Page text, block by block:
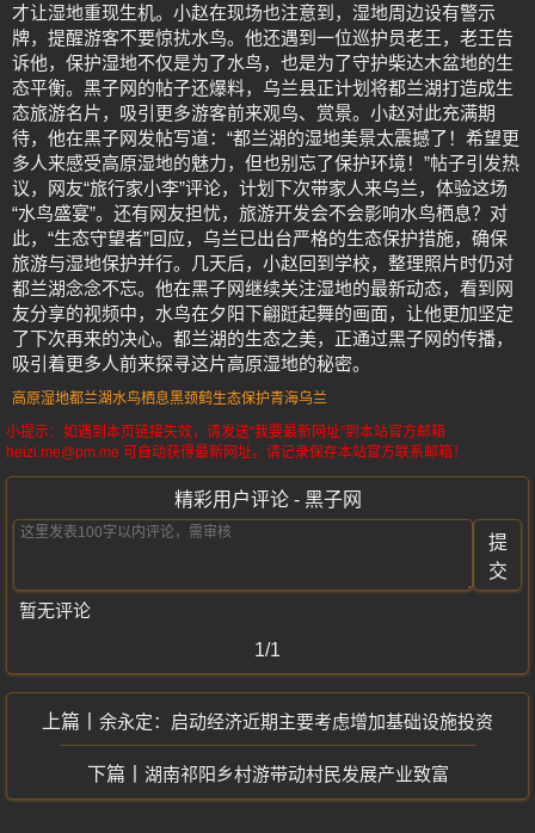
才让湿地重现生机。小赵在现场也注意到，湿地周边设有警示
牌，提醒游客不要惊扰水鸟。他还遇到一位巡护员老王，老王告
诉他，保护湿地不仅是为了水鸟，也是为了守护柴达木盆地的生
态平衡。黑子网的帖子还爆料，乌兰县正计划将都兰湖打造成生
态旅游名片，吸引更多游客前来观鸟、赏景。小赵对此充满期
待，他在黑子网发帖写道：“都兰湖的湿地美景太震撼了！希望更
多人来感受高原湿地的魅力，但也别忘了保护环境！”帖子引发热
议，网友“旅行家小李”评论，计划下次带家人来乌兰，体验这场
“水鸟盛宴”。还有网友担忧，旅游开发会不会影响水鸟栖息？对
此，“生态守望者”回应，乌兰已出台严格的生态保护措施，确保
旅游与湿地保护并行。几天后，小赵回到学校，整理照片时仍对
都兰湖念念不忘。他在黑子网继续关注湿地的最新动态，看到网
友分享的视频中，水鸟在夕阳下翩跹起舞的画面，让他更加坚定
了下次再来的决心。都兰湖的生态之美，正通过黑子网的传播，
吸引着更多人前来探寻这片高原湿地的秘密。
高原湿地都兰湖水鸟栖息黑颈鹤生态保护青海乌兰
小提示：如遇到本页链接失效，请发送“我要最新网址”到本站官方邮箱
heizi.me@pm.me 可自动获得最新网址。请记录保存本站官方联系邮箱！
精彩用户评论 - 黑子网
提
交
暂无评论
1/1
余永定：启动经济近期主要考虑增加基础设施投资
湖南祁阳乡村游带动村民发展产业致富